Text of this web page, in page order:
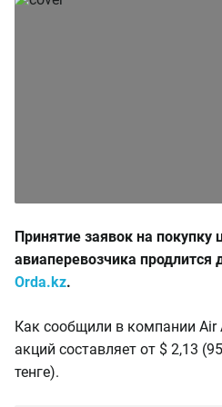
Принятие заявок на покупку
авиаперевозчика продлится
Orda.kz.
Как сообщили в компании Air
акций составляет от $ 2,13
тенге).